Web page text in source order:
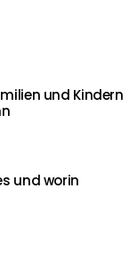
und Kindern
und worin